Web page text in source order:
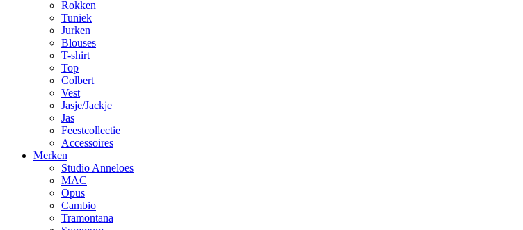
Rokken
Tuniek
Jurken
Blouses
T-shirt
Top
Colbert
Vest
Jasje/Jackje
Jas
Feestcollectie
Accessoires
Merken
Studio Anneloes
MAC
Opus
Cambio
Tramontana